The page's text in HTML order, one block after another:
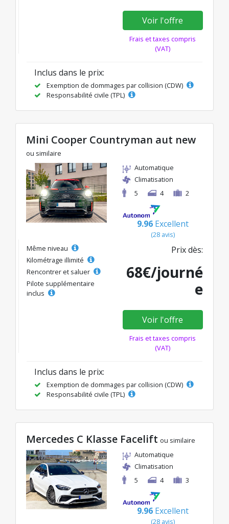
Voir l'offre
Frais et taxes compris
(VAT)
Inclus dans le prix:
Exemption de dommages par collision (CDW)
Responsabilité civile (TPL)
Mini Cooper Countryman aut new
ou similaire
Automatique
Climatisation
5
4 2
9.96 Excellent
(28 avis)
Même niveau
Kilométrage illimité
Rencontrer et saluer
Pilote supplémentaire
inclus
Prix dès:
68€/journé
e
Voir l'offre
Frais et taxes compris
(VAT)
Inclus dans le prix:
Exemption de dommages par collision (CDW)
Responsabilité civile (TPL)
Mercedes C Klasse Facelift ou similaire
Automatique
Climatisation
5
4 3
9.96 Excellent
(28 avis)